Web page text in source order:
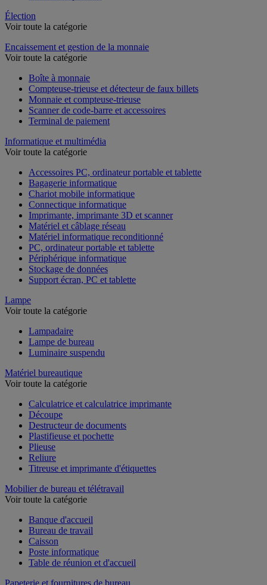
Élection
Voir toute la catégorie
Encaissement et gestion de la monnaie
Voir toute la catégorie
Boîte à monnaie
Compteuse-trieuse et détecteur de faux billets
Monnaie et compteuse-trieuse
Scanner de code-barre et accessoires
Terminal de paiement
Informatique et multimédia
Voir toute la catégorie
Accessoires PC, ordinateur portable et tablette
Bagagerie informatique
Chariot mobile informatique
Connectique informatique
Imprimante, imprimante 3D et scanner
Matériel et câblage réseau
Matériel informatique reconditionné
PC, ordinateur portable et tablette
Périphérique informatique
Stockage de données
Support écran, PC et tablette
Lampe
Voir toute la catégorie
Lampadaire
Lampe de bureau
Luminaire suspendu
Matériel bureautique
Voir toute la catégorie
Calculatrice et calculatrice imprimante
Découpe
Destructeur de documents
Plastifieuse et pochette
Plieuse
Reliure
Titreuse et imprimante d'étiquettes
Mobilier de bureau et télétravail
Voir toute la catégorie
Banque d'accueil
Bureau de travail
Caisson
Poste informatique
Table de réunion et d'accueil
Papeterie et fournitures de bureau